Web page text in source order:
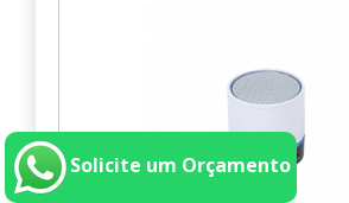
Solicite um Orçamento